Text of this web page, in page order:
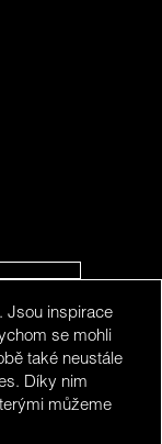
Jsou inspirace
se mohli
také neustále
Díky nim
můžeme